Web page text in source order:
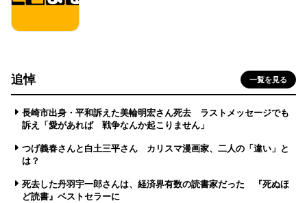
追悼 一覧を見る
長崎市出身・平和訴えた美輪明宏さん死去 ラストメッセージでも
訴え「愛があれば 戦争なんか起こりません」
つげ義春さんと白土三平さん カリスマ漫画家、二人の「違い」と
は？
死去した丹羽宇一郎さんは、経済界有数の読書家だった 『死ぬほ
ど読書』ベストセラーに